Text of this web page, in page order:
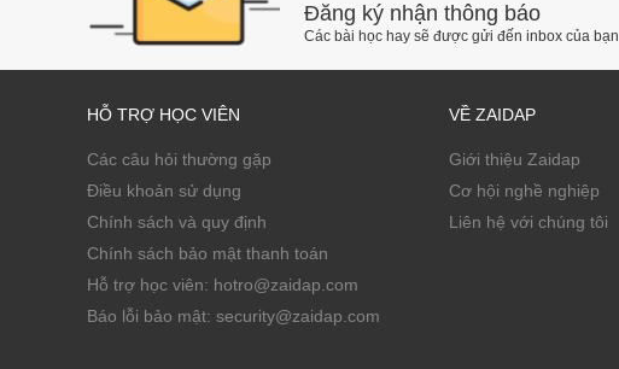
Đăng ký nhận thông báo
Các bài học hay sẽ được gửi đến inbox của bạn
HỖ TRỢ HỌC VIÊN
Các câu hỏi thường gặp
Điều khoản sử dụng
Chính sách và quy định
Chính sách bảo mật thanh toán
Hỗ trợ học viên: hotro@zaidap.com
Báo lỗi bảo mật: security@zaidap.com
VỀ ZAIDAP
Giới thiệu Zaidap
Cơ hội nghề nghiệp
Liên hệ với chúng tôi